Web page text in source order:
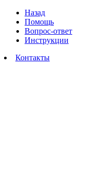
Назад
Помощь
Вопрос-ответ
Инструкции
Контакты